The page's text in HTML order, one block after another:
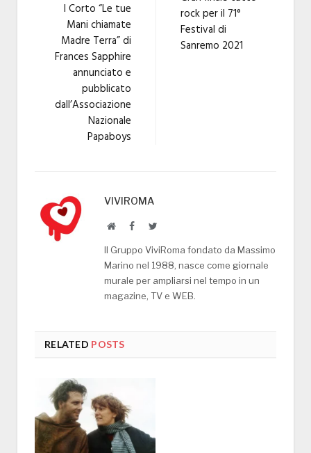
l Corto “Le tue
Mani chiamate
Madre Terra” di
Frances Sapphire
annunciato e
pubblicato
dall’Associazione
Nazionale
Papaboys
rock per il 71°
Festival di
Sanremo 2021
VIVIROMA
WebsiteFacebookTwitter
Il Gruppo ViviRoma fondato da Massimo
Marino nel 1988, nasce come giornale
murale per ampliarsi nel tempo in un
magazine, TV e WEB.
RELATED POSTS